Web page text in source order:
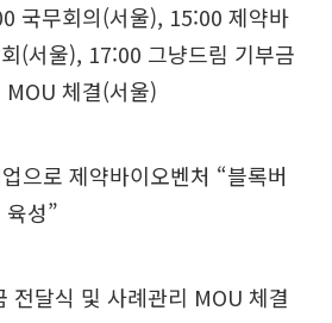
국무회의(서울), 15:00 제약바
(서울), 17:00 그냥드림 기부금
체결(서울)
으로 제약바이오벤처 “블록버
성”
전달식 및 사례관리 MOU 체결